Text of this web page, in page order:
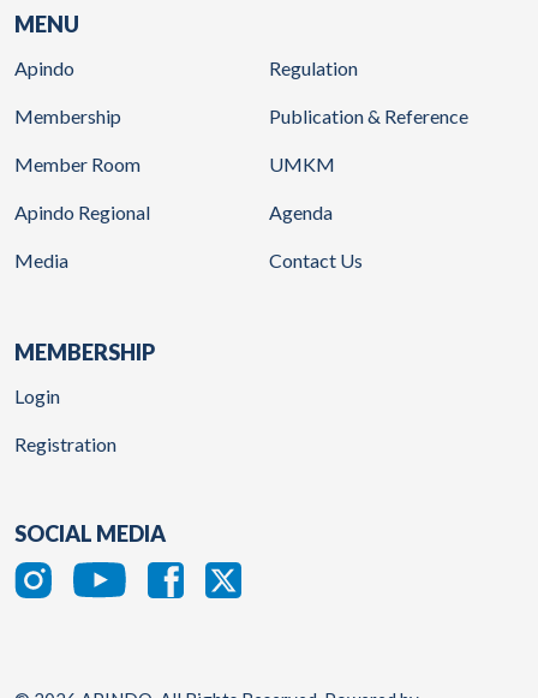
MENU
Apindo
Membership
Member Room
Apindo Regional
Media
Regulation
Publication & Reference
UMKM
Agenda
Contact Us
MEMBERSHIP
Login
Registration
SOCIAL MEDIA